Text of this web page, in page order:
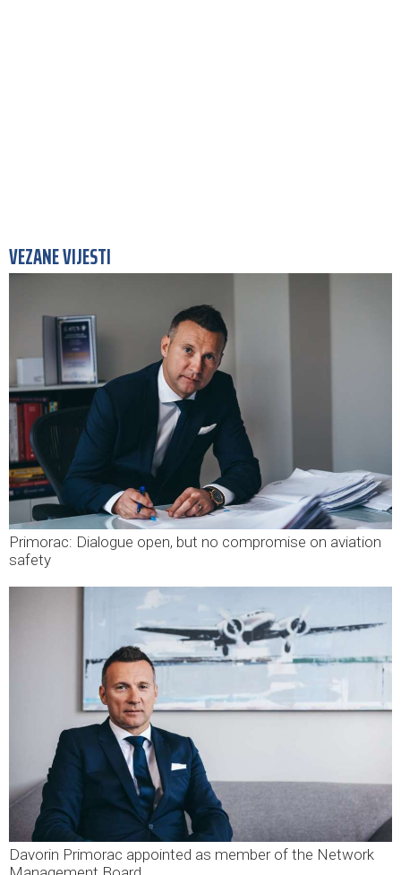
VEZANE VIJESTI
Primorac: Dialogue open, but no compromise on aviation
safety
Davorin Primorac appointed as member of the Network